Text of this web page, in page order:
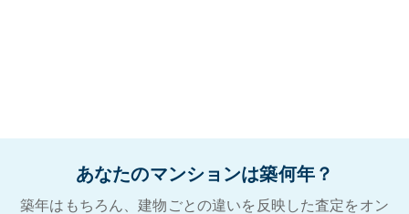
あなたのマンションは築何年？
築年はもちろん、建物ごとの違いを反映した査定をオン